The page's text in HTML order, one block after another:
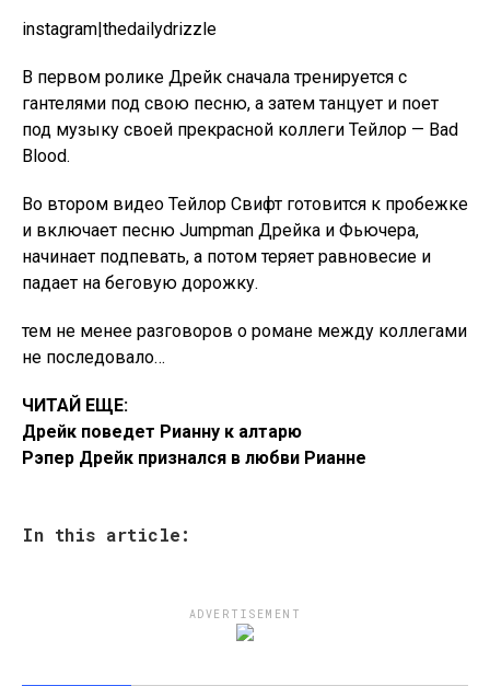
instagram|thedailydrizzle
В первом ролике Дрейк сначала тренируется с
гантелями под свою песню, а затем танцует и поет
под музыку своей прекрасной коллеги Тейлор — Bad
Blood.
Во втором видео Тейлор Свифт готовится к пробежке
и включает песню Jumpman Дрейка и Фьючера,
начинает подпевать, а потом теряет равновесие и
падает на беговую дорожку.
тем не менее разговоров о романе между коллегами
не последовало…
ЧИТАЙ ЕЩЕ:
Дрейк поведет Рианну к алтарю
Рэпер Дрейк признался в любви Рианне
In this article:
ADVERTISEMENT